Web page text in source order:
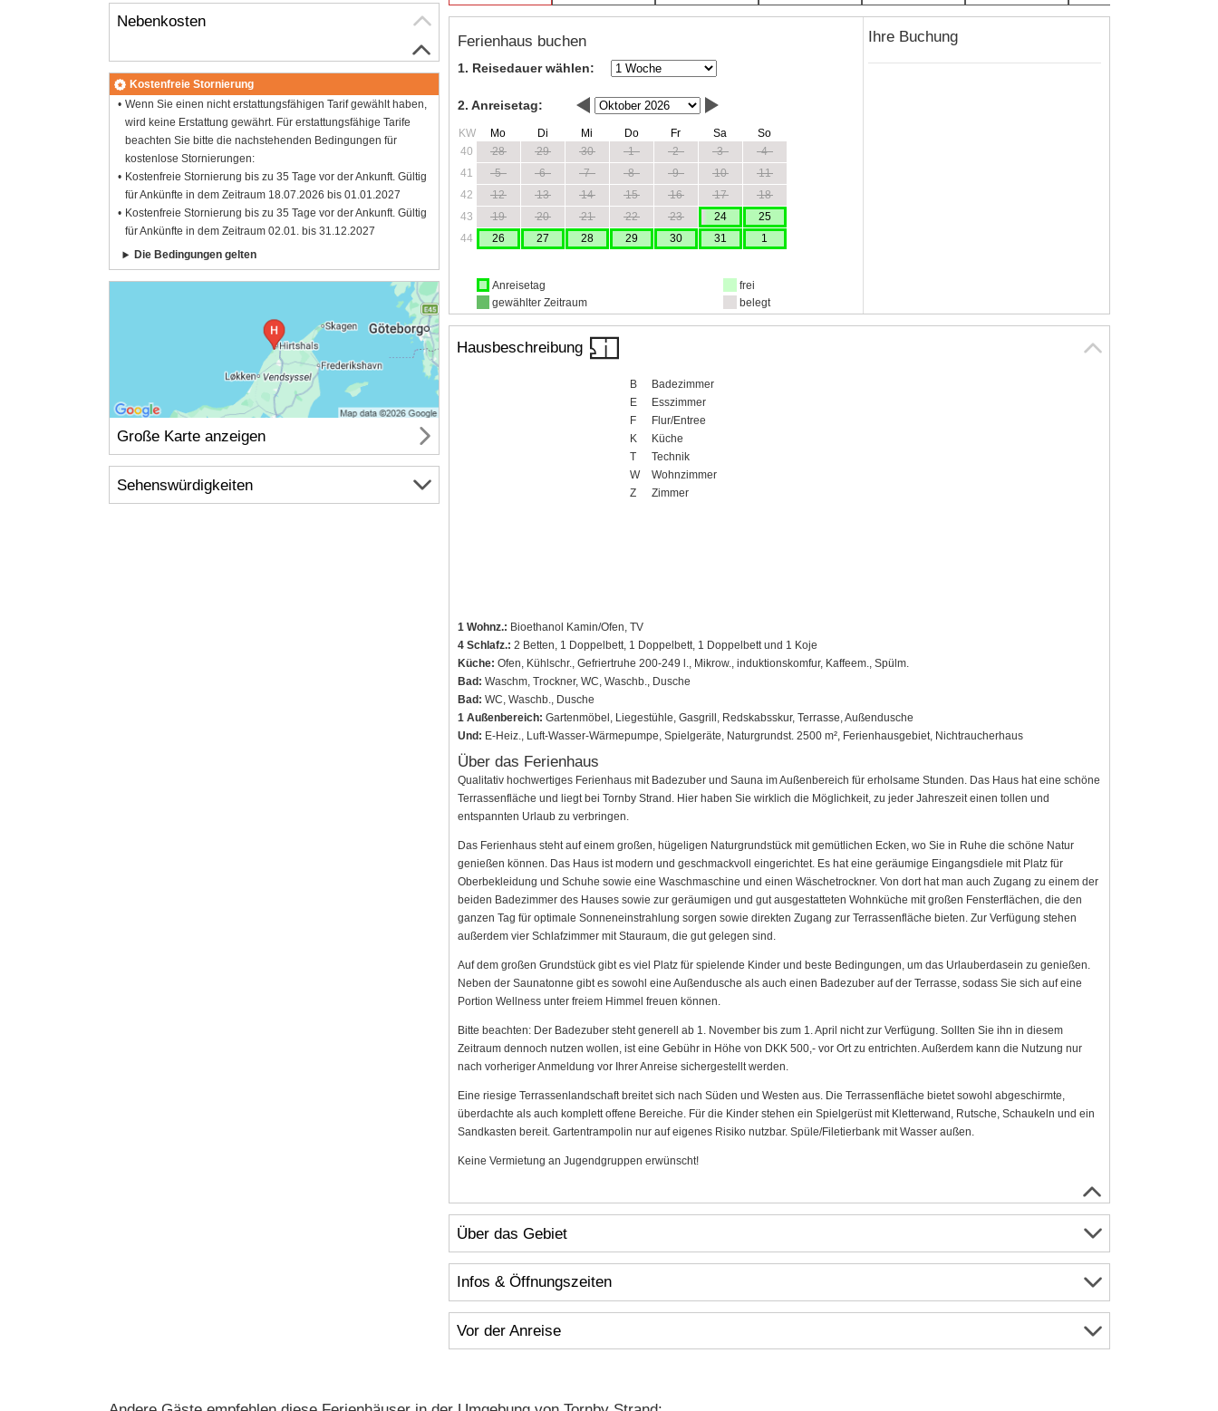
Ferienhaus buchen
1. Reisedauer wählen:
2. Anreisetag:
KW Mo Di Mi Do Fr Sa
So
40
28 29 30 1 2 3
4
41
5 6 7 8 9 10
11
42
12 13 14 15 16 17
18
43
19 20 21 22 23 24
25
44
26 27 28 29 30 31 1
Anreisetag
gewählter Zeitraum
frei
belegt
Ihre Buchung
Hausbeschreibung
B
Badezimmer
E
Esszimmer
F
Flur/Entree
K
Küche
T
Technik
W
Wohnzimmer
Z
Zimmer
1 Wohnz.: Bioethanol Kamin/Ofen, TV
4 Schlafz.: 2 Betten, 1 Doppelbett, 1 Doppelbett, 1 Doppelbett und 1 Koje
Küche: Ofen, Kühlschr., Gefriertruhe 200-249 l., Mikrow., induktionskomfur, Kaffeem., Spülm.
Bad: Waschm, Trockner, WC, Waschb., Dusche
Bad: WC, Waschb., Dusche
1 Außenbereich: Gartenmöbel, Liegestühle, Gasgrill, Redskabsskur, Terrasse, Außendusche
Und: E-Heiz., Luft-Wasser-Wärmepumpe, Spielgeräte, Naturgrundst. 2500 m², Ferienhausgebiet, Nichtraucherhaus
Über das Ferienhaus
Qualitativ hochwertiges Ferienhaus mit Badezuber und Sauna im Außenbereich für erholsame Stunden. Das Haus hat eine schöne
Terrassenfläche und liegt bei Tornby Strand. Hier haben Sie wirklich die Möglichkeit, zu jeder Jahreszeit einen tollen und
entspannten Urlaub zu verbringen.
Das Ferienhaus steht auf einem großen, hügeligen Naturgrundstück mit gemütlichen Ecken, wo Sie in Ruhe die schöne Natur
genießen können. Das Haus ist modern und geschmackvoll eingerichtet. Es hat eine geräumige Eingangsdiele mit Platz für
Oberbekleidung und Schuhe sowie eine Waschmaschine und einen Wäschetrockner. Von dort hat man auch Zugang zu einem der
beiden Badezimmer des Hauses sowie zur geräumigen und gut ausgestatteten Wohnküche mit großen Fensterflächen, die den
ganzen Tag für optimale Sonneneinstrahlung sorgen sowie direkten Zugang zur Terrassenfläche bieten. Zur Verfügung stehen
außerdem vier Schlafzimmer mit Stauraum, die gut gelegen sind.
Auf dem großen Grundstück gibt es viel Platz für spielende Kinder und beste Bedingungen, um das Urlauberdasein zu genießen.
Neben der Saunatonne gibt es sowohl eine Außendusche als auch einen Badezuber auf der Terrasse, sodass Sie sich auf eine
Portion Wellness unter freiem Himmel freuen können.
Bitte beachten: Der Badezuber steht generell ab 1. November bis zum 1. April nicht zur Verfügung. Sollten Sie ihn in diesem
Zeitraum dennoch nutzen wollen, ist eine Gebühr in Höhe von DKK 500,- vor Ort zu entrichten. Außerdem kann die Nutzung nur
nach vorheriger Anmeldung vor Ihrer Anreise sichergestellt werden.
Eine riesige Terrassenlandschaft breitet sich nach Süden und Westen aus. Die Terrassenfläche bietet sowohl abgeschirmte,
überdachte als auch komplett offene Bereiche. Für die Kinder stehen ein Spielgerüst mit Kletterwand, Rutsche, Schaukeln und ein
Sandkasten bereit. Gartentrampolin nur auf eigenes Risiko nutzbar. Spüle/Filetierbank mit Wasser außen.
Keine Vermietung an Jugendgruppen erwünscht!
Über das Gebiet
Infos & Öffnungszeiten
Vor der Anreise
Nebenkosten
Kostenfreie Stornierung
Wenn Sie einen nicht erstattungsfähigen Tarif gewählt haben,
wird keine Erstattung gewährt. Für erstattungsfähige Tarife
beachten Sie bitte die nachstehenden Bedingungen für
kostenlose Stornierungen:
Kostenfreie Stornierung bis zu 35 Tage vor der Ankunft. Gültig
für Ankünfte in dem Zeitraum 18.07.2026 bis 01.01.2027
Kostenfreie Stornierung bis zu 35 Tage vor der Ankunft. Gültig
für Ankünfte in dem Zeitraum 02.01. bis 31.12.2027
Die Bedingungen gelten
Große Karte anzeigen
Sehenswürdigkeiten